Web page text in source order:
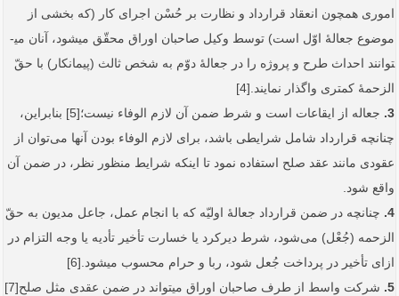
اموری همچون انعقاد قرارداد و نظارت بر حُسْن اجرای کار (که بخشی از
موضوع جعالۀ اوّل است) توسط وکیل صاحبان اوراق محقّق می­شود، آنان می­
توانند احداث طرح و پروژه را در جعالۀ دوّم به شخص ثالث (پیمانکار) با حقّ
الزحمۀ کمتری واگذار نمایند.[4]
3.
جعاله از ایقاعات است و شرط ضمن آن لازم الوفاء نیست؛[5] بنابراین،
چنانچه قرارداد شامل شرایطی باشد، برای لازم الوفاء بودن آنها می‌توان از
عقودی مانند عقد صلح استفاده نمود تا اینکه شرایط منظور نظر، در ضمن آن
واقع شود.
4. چنانچه در ضمن قرارداد جعالۀ اولیّه که با انجام عمل، جاعل مدیون به حقّ
الزحمه (جُعْل) می‌شود، شرط دیرکرد یا خسارت تأخیر تأدیه یا وجه التزام در
ازای تأخیر در پرداخت جُعل شود، ربا و حرام محسوب می­شود.[6]
5.
شرکت واسط از طرف صاحبان اوراق می­تواند در ضمن عقدی مثل صلح[7]